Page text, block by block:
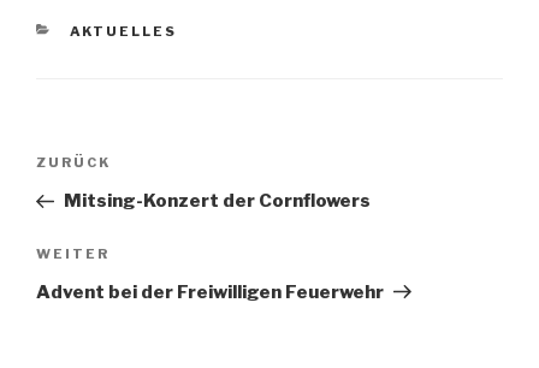
KATEGORIEN
AKTUELLES
Beitragsnavigation
Vorheriger
Beitrag
ZURÜCK
Mitsing-Konzert der Cornflowers
Nächster
Beitrag
WEITER
Advent bei der Freiwilligen Feuerwehr